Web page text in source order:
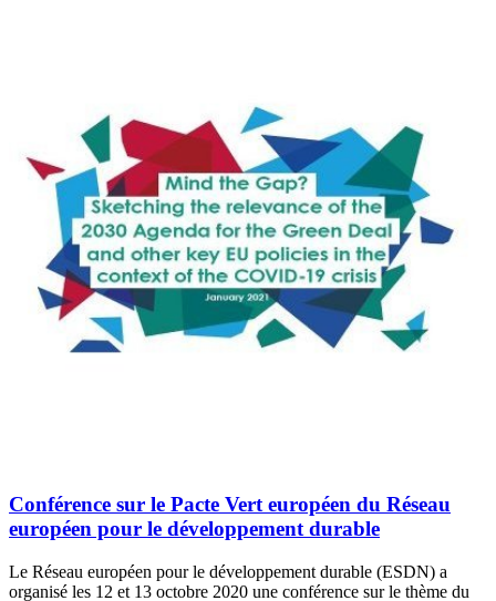
Conférence sur le Pacte Vert européen du Réseau
européen pour le développement durable
Le Réseau européen pour le développement durable (ESDN) a
organisé les 12 et 13 octobre 2020 une conférence sur le thème du